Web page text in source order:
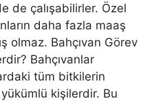
de çalışabilirler. Özel
daha fazla maaş
olmaz. Bahçıvan Görev
Bahçıvanlar
tüm bitkilerin
kişilerdir. Bu